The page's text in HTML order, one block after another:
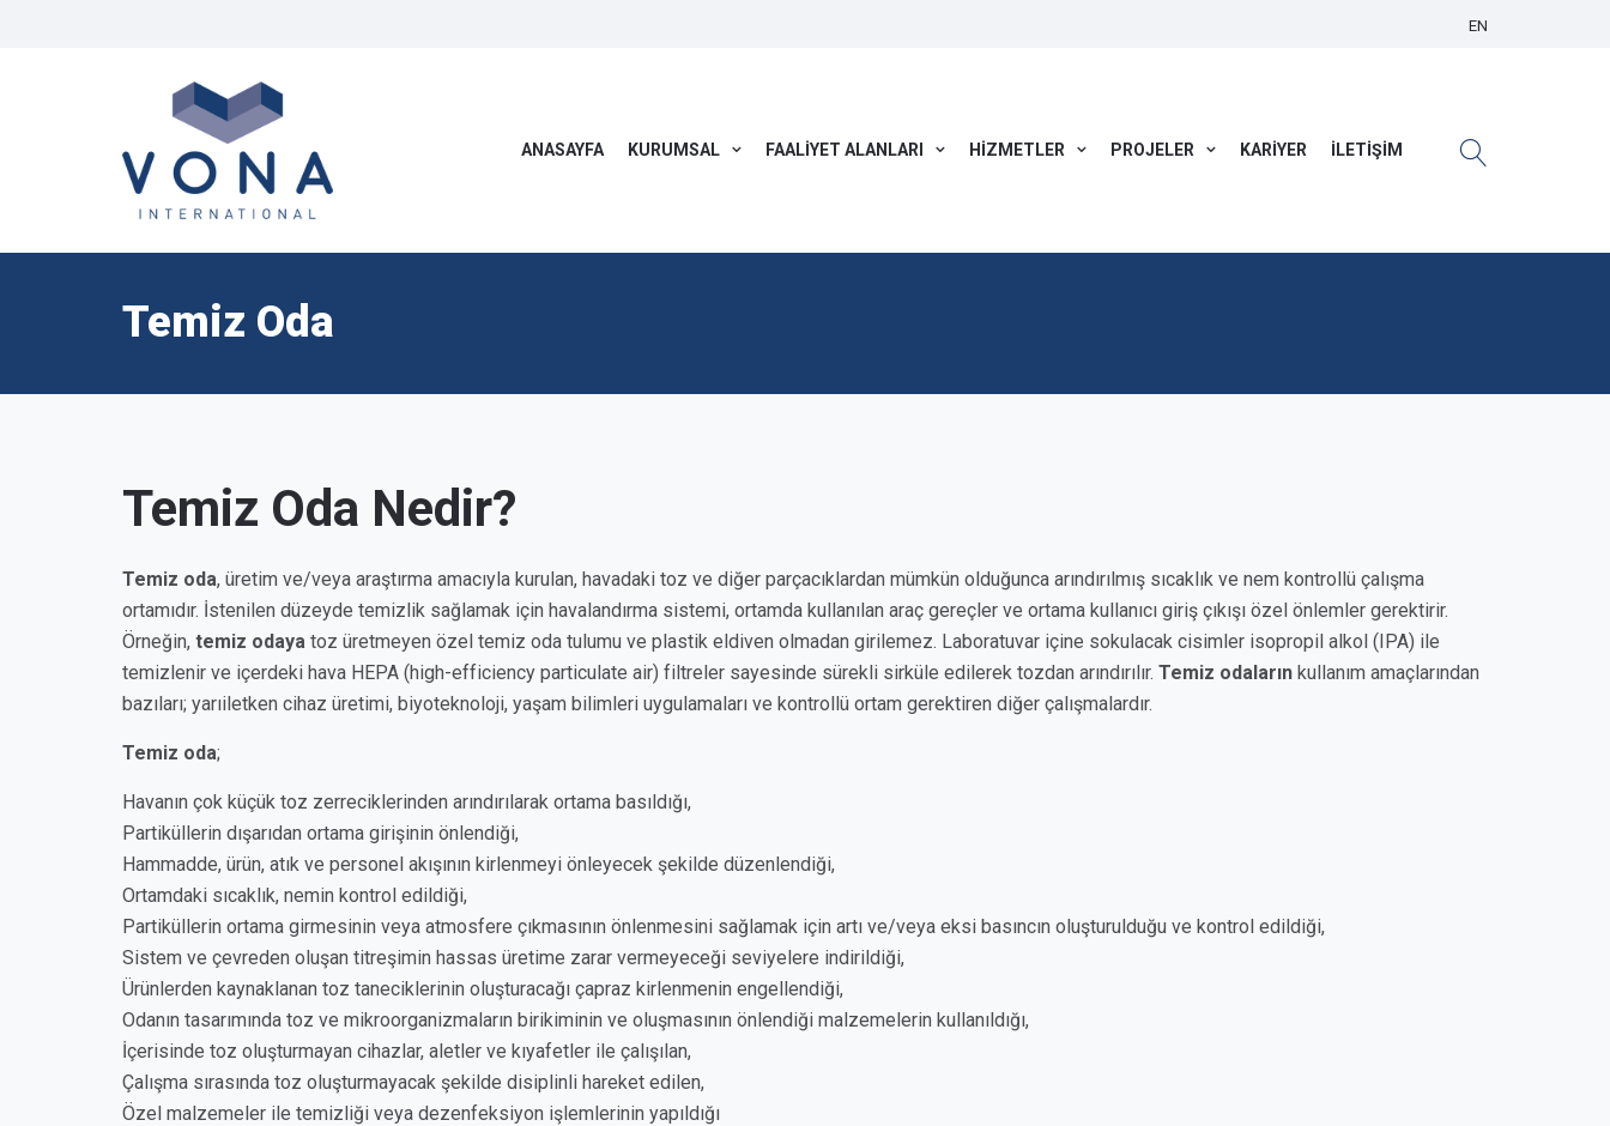
EN
ANASAYFA KURUMSAL FAALİYET ALANLARI HİZMETLER PROJELER KARİYER İLETİŞİM
Temiz Oda
Temiz Oda Nedir?
Temiz oda, üretim ve/veya araştırma amacıyla kurulan, havadaki toz ve diğer parçacıklardan mümkün olduğunca arındırılmış sıcaklık ve nem kontrollü çalışma
ortamıdır. İstenilen düzeyde temizlik sağlamak için havalandırma sistemi, ortamda kullanılan araç gereçler ve ortama kullanıcı giriş çıkışı özel önlemler gerektirir.
Örneğin, temiz odaya toz üretmeyen özel temiz oda tulumu ve plastik eldiven olmadan girilemez. Laboratuvar içine sokulacak cisimler isopropil alkol (IPA) ile
temizlenir ve içerdeki hava HEPA (high-efficiency particulate air) filtreler sayesinde sürekli sirküle edilerek tozdan arındırılır. Temiz odaların kullanım amaçlarından
bazıları; yarıiletken cihaz üretimi, biyoteknoloji, yaşam bilimleri uygulamaları ve kontrollü ortam gerektiren diğer çalışmalardır.
Temiz oda;
Havanın çok küçük toz zerreciklerinden arındırılarak ortama basıldığı,
Partiküllerin dışarıdan ortama girişinin önlendiği,
Hammadde, ürün, atık ve personel akışının kirlenmeyi önleyecek şekilde düzenlendiği,
Ortamdaki sıcaklık, nemin kontrol edildiği,
Partiküllerin ortama girmesinin veya atmosfere çıkmasının önlenmesini sağlamak için artı ve/veya eksi basıncın oluşturulduğu ve kontrol edildiği,
Sistem ve çevreden oluşan titreşimin hassas üretime zarar vermeyeceği seviyelere indirildiği,
Ürünlerden kaynaklanan toz taneciklerinin oluşturacağı çapraz kirlenmenin engellendiği,
Odanın tasarımında toz ve mikroorganizmaların birikiminin ve oluşmasının önlendiği malzemelerin kullanıldığı,
İçerisinde toz oluşturmayan cihazlar, aletler ve kıyafetler ile çalışılan,
Çalışma sırasında toz oluşturmayacak şekilde disiplinli hareket edilen,
Özel malzemeler ile temizliği veya dezenfeksiyon işlemlerinin yapıldığı